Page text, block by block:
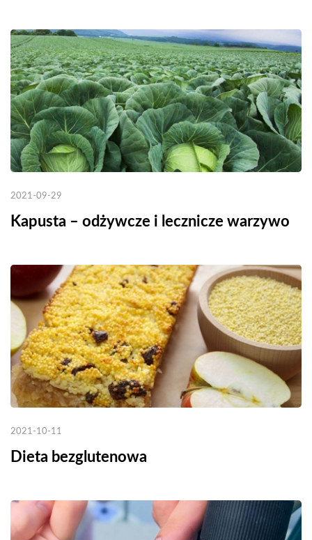
2021-09-29
Kapusta – odżywcze i lecznicze warzywo
2021-10-11
Dieta bezglutenowa